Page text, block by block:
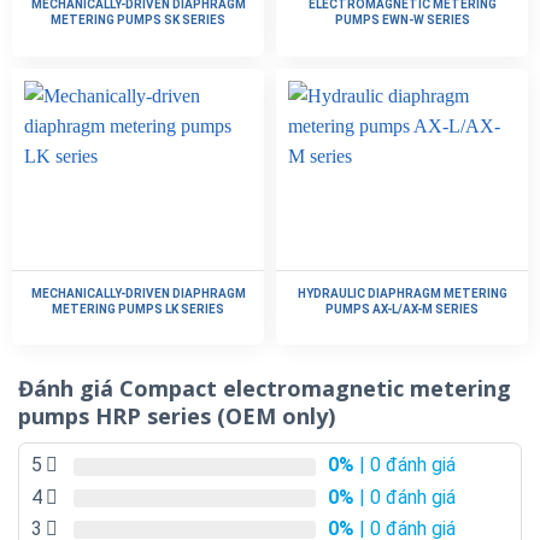
operation (stroke rate).
4 – 20 mA control type
The input of 4 – 20 mA proportionally controls the pump
Stop control type
Specifications
MODEL
HRP-54V-2, HRP-
DISCHAGE
MECHANICALLY-DRIVEN DIAPHRAGM
METERING PUMPS SK SERIES
ELECTROMAGNETIC METERING
PUMPS EWN-W SERIES
MECHANICALLY-DRIVEN DIAPHRAGM
METERING PUMPS LK SERIES
HYDRAULIC DIAPHRAGM METERING
PUMPS AX-L/AX-M SERIES
Đánh giá Compact electromagnetic metering
pumps HRP series (OEM only)
5 0% | 0 đánh giá
4
0% | 0 đánh giá
3
0% | 0 đánh giá